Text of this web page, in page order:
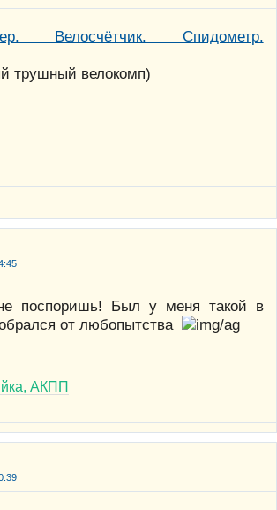
трушный велокомп)
поспоришь! Был у меня такой в
от любопытства
АКПП